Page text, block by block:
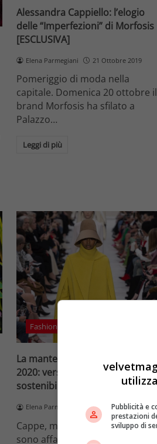
Alessandra Cappiello: l’elogio
delle “Imperfezioni” di Morfosis
[ESCLUSIVA]
Elena Parmegiani 21 Ottobre 2019
Pomeriggio di moda nella
capitale. Domenica 20 ottobre il
brand Morfosis ha sfilato a
Palazzo…
Leggi di più
Fashion News
La mantella, il must dell’inverno
2020: verso una moda
sostenibile e cruelty free
Elena Parmegiani 16 Ottobre 2019
Cappe, mantelle e poncho si
sono affacciati nel guardaroba
Pubblicità e
prestazioni
sviluppo di